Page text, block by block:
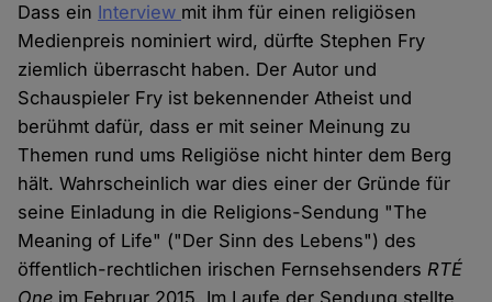
Dass ein Interview mit ihm für einen religiösen
Medienpreis nominiert wird, dürfte Stephen Fry
ziemlich überrascht haben. Der Autor und
Schauspieler Fry ist bekennender Atheist und
berühmt dafür, dass er mit seiner Meinung zu
Themen rund ums Religiöse nicht hinter dem Berg
hält. Wahrscheinlich war dies einer der Gründe für
seine Einladung in die Religions-Sendung "The
Meaning of Life" ("Der Sinn des Lebens") des
öffentlich-rechtlichen irischen FernsehsendersRTÉ